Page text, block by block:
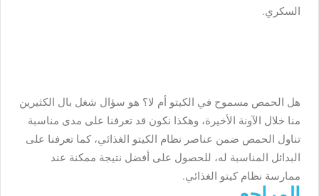
السكري.
هل الحمص مسموح في الكيتو أم لا؟ هو سؤال شغل بال الكثيرين
منا خلال الآونة الأخيرة، وهكذا نكون قد تعرفنا على مدى مناسبة
تناول الحمص ضمن عناصر نظام الكيتو الغذائي، كما تعرفنا على
البدائل المناسبة له، للحصول على أفضل نتيجة ممكنة عند
ممارسة نظام كيتو الغذائي.